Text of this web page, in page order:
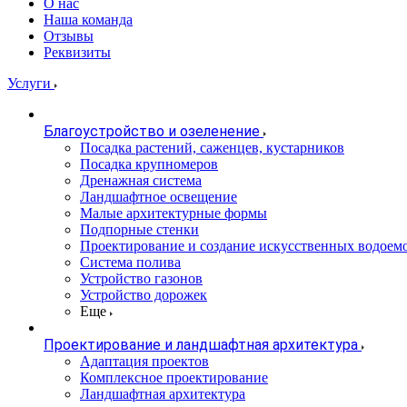
О нас
Наша команда
Отзывы
Реквизиты
Услуги
Благоустройство и озеленение
Посадка растений, саженцев, кустарников
Посадка крупномеров
Дренажная система
Ландшафтное освещение
Малые архитектурные формы
Подпорные стенки
Проектирование и создание искусственных
Система полива
Устройство газонов
Устройство дорожек
Еще
Проектирование и ландшафтная архитектура
Адаптация проектов
Комплексное проектирование
Ландшафтная архитектура